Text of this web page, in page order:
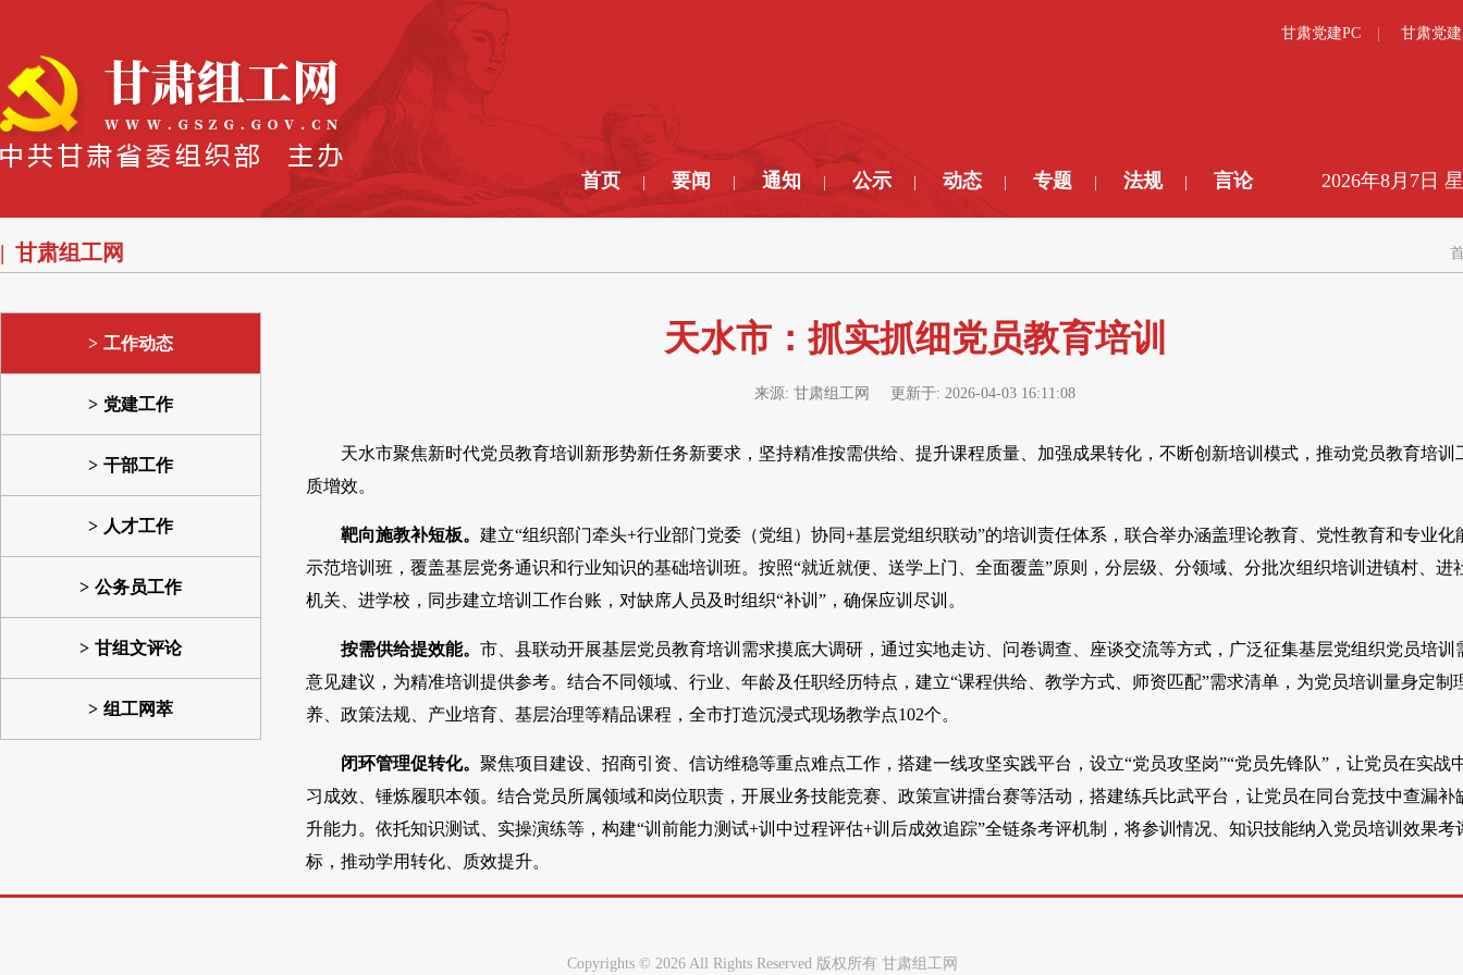
甘肃党建PC 甘肃党
首页 要闻 通知 公示 动态 专题 法规 言论 2026年8月7日
甘肃组工网
工作动态
党建工作
干部工作
人才工作
公务员工作
甘组文评论
组工网萃
天水市：抓实抓细党员教育培训
来源: 甘肃组工网 更新于: 2026-04-03 16:11:08
天水市聚焦新时代党员教育培训新形势新任务新要求，坚持精准按需供给、提升课程质量、加强成果转化，不断创新培训模式，推动党员教育培训
质增效。
靶向施教补短板。 建立“组织部门牵头+行业部门党委（党组）协同+基层党组织联动”的培训责任体系，联合举办涵盖理论教育、党性教育和专业化
示范培训班，覆盖基层党务通识和行业知识的基础培训班。按照“就近就便、送学上门、全面覆盖”原则，分层级、分领域、分批次组织培训进镇村、进
机关、进学校，同步建立培训工作台账，对缺席人员及时组织“补训”，确保应训尽训。
按需供给提效能。 市、县联动开展基层党员教育培训需求摸底大调研，通过实地走访、问卷调查、座谈交流等方式，广泛征集基层党组织党员培训
意见建议，为精准培训提供参考。结合不同领域、行业、年龄及任职经历特点，建立“课程供给、教学方式、师资匹配”需求清单，为党员培训量身定制
养、政策法规、产业培育、基层治理等精品课程，全市打造沉浸式现场教学点102个。
闭环管理促转化。 聚焦项目建设、招商引资、信访维稳等重点难点工作，搭建一线攻坚实践平台，设立“党员攻坚岗”“党员先锋队”，让党员在实战
习成效、锤炼履职本领。结合党员所属领域和岗位职责，开展业务技能竞赛、政策宣讲擂台赛等活动，搭建练兵比武平台，让党员在同台竞技中查漏补
升能力。依托知识测试、实操演练等，构建“训前能力测试+训中过程评估+训后成效追踪”全链条考评机制，将参训情况、知识技能纳入党员培训效果考
标，推动学用转化、质效提升。
Copyrights © 2026 All Rights Reserved 版权所有 甘肃组工网